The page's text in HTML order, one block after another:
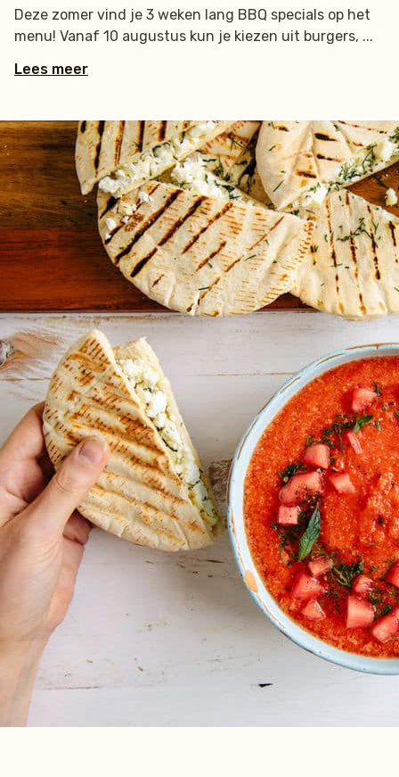
Deze zomer vind je 3 weken lang BBQ specials op het
menu! Vanaf 10 augustus kun je kiezen uit burgers,
Lees meer